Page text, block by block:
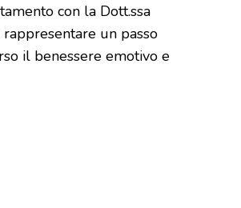
con la Dott.ssa
un passo
il benessere emotivo e